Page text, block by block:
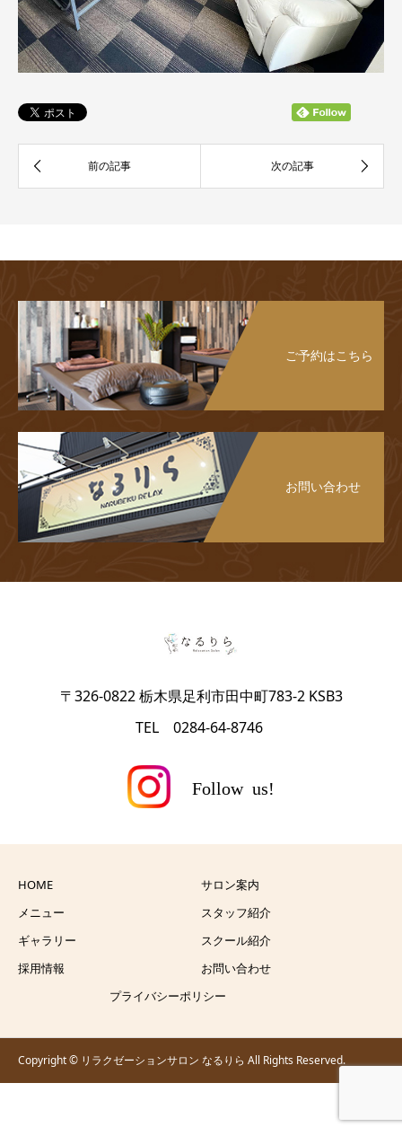
ご予約はこちら
お問い合わせ
〒326-0822 栃木県足利市田中町783-2 KSB3
TEL 0284-64-8746
HOME
サロン案内
メニュー
スタッフ紹介
ギャラリー
スクール紹介
採用情報
お問い合わせ
プライバシーポリシー
Copyright © リラクゼーションサロン なるりら All Rights Reserved.